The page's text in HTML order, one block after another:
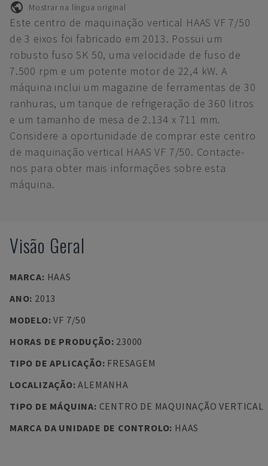
Mostrar na língua original
Este centro de maquinação vertical HAAS VF 7/50
de 3 eixos foi fabricado em 2013. Possui um
robusto fuso SK 50, uma velocidade de fuso de
7.500 rpm e um potente motor de 22,4 kW. A
máquina inclui um magazine de ferramentas de 30
ranhuras, um tanque de refrigeração de 360 litros
e um tamanho de mesa de 2.134 x 711 mm.
Considere a oportunidade de comprar este centro
de maquinação vertical HAAS VF 7/50. Contacte-
nos para obter mais informações sobre esta
máquina.
Visão Geral
MARCA: HAAS
ANO: 2013
MODELO:VF 7/50
HORAS DE PRODUÇÃO: 23000
TIPO DE APLICAÇÃO: FRESAGEM
LOCALIZAÇÃO:ALEMANHA
TIPO DE MÁQUINA: CENTRO DE MAQUINAÇÃO VERTICAL
MARCA DA UNIDADE DE CONTROLO: HAAS